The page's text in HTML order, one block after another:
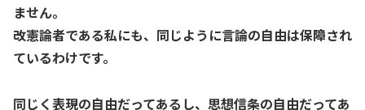
ません。
改憲論者である私にも、同じように言論の自由は保障され
ているわけです。
同じく表現の自由だってあるし、思想信条の自由だってあ